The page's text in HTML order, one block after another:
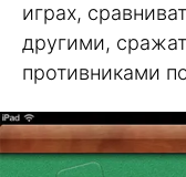
играх,
другими,
противниками